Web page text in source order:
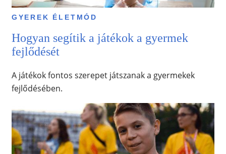
GYEREK ÉLETMÓD
Hogyan segítik a játékok a gyermek
fejlődését
A játékok fontos szerepet játszanak a gyermekek
fejlődésében.